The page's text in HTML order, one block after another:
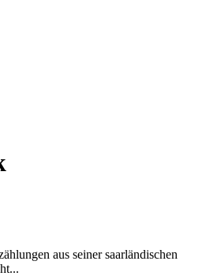
aus seiner saarländischen